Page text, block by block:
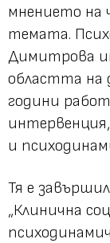
мнението на
темата.
Димитрова
областта на
години
и
Тя е
„Клинична